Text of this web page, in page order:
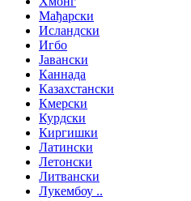
Мађарски
Исландски
Игбо
Јавански
Каннада
Казахстански
Кмерски
Курдски
Киргишки
Латински
Летонски
Литвански
Лукембоу ..